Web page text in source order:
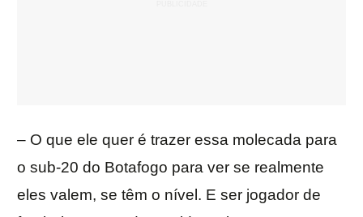
– O que ele quer é trazer essa molecada para
o sub-20 do Botafogo para ver se realmente
eles valem, se têm o nível. E ser jogador de